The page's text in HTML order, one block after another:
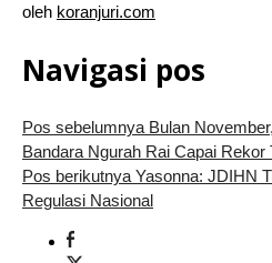
oleh koranjuri.com
Navigasi pos
Pos sebelumnyaBulan
Bandara Ngurah Rai Capai Rekor
Pos berikutnyaYasonna: JDIHN
Regulasi Nasional